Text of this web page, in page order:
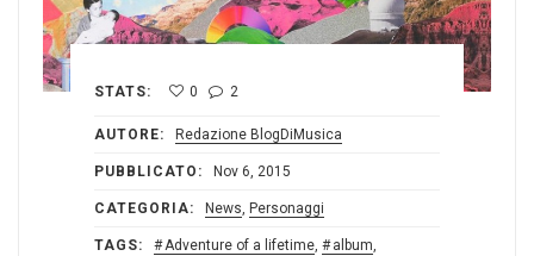
STATS: 0 2
AUTORE: Redazione BlogDiMusica
PUBBLICATO: Nov 6, 2015
CATEGORIA: News, Personaggi
TAGS: Adventure of a lifetime, album,